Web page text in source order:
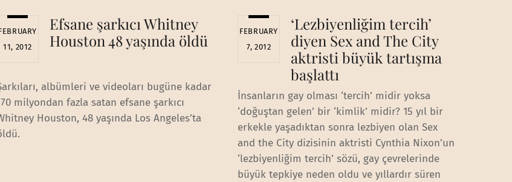
11, 2012
Efsane şarkıcı Whitney
Houston 48 yaşında öldü
albümleri ve videoları bugüne kadar
milyondan fazla satan efsane şarkıcı
Houston, 48 yaşında Los Angeles’ta
FEBRUARY
7, 2012
‘Lezbiyenliğim tercih’
diyen Sex and The City
aktristi büyük tartışma
başlattı
İnsanların gay olması ‘tercih’ midir yoksa
‘doğuştan gelen’ bir ‘kimlik’ midir? 15 yıl bir
erkekle yaşadıktan sonra lezbiyen olan Sex
and the City dizisinin aktristi Cynthia Nixon’un
‘lezbiyenliğim tercih’ sözü, gay çevrelerinde
büyük tepkiye neden oldu ve yıllardır süren